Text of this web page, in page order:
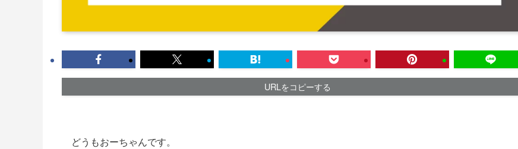
URLをコピーする
どうもおーちゃんです。